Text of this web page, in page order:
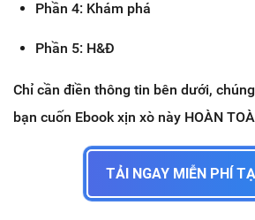
Phần 4: Khám phá
Phần 5: H&Đ
Chỉ cần điền thông tin bên dưới,
bạn cuốn Ebook xịn xò này HOÀN
TẢI NGAY MIỄN PHÍ